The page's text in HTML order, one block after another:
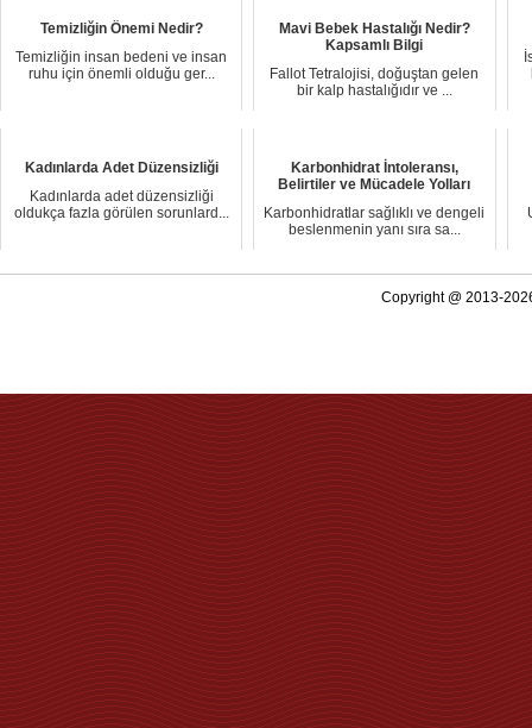
Temizliğin Önemi Nedir?
Temizliğin insan bedeni ve insan
ruhu için önemli olduğu ger...
Mavi Bebek Hastalığı Nedir?
Kapsamlı Bilgi
Fallot Tetralojisi, doğuştan gelen
bir kalp hastalığıdır ve ...
Kadınlarda Adet Düzensizliği
Kadınlarda adet düzensizliği
oldukça fazla görülen sorunlard...
Karbonhidrat İntoleransı,
Belirtiler ve Mücadele Yolları
Karbonhidratlar sağlıklı ve dengeli
beslenmenin yanı sıra sa...
Copyright @ 2013-